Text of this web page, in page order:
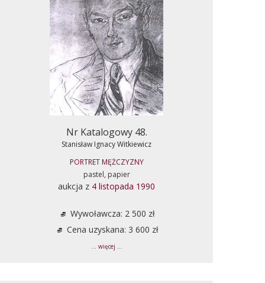
Nr Katalogowy 48.
Stanisław Ignacy Witkiewicz
PORTRET MĘŻCZYZNY
pastel, papier
aukcja z 4 listopada 1990
Wywoławcza: 2 500 zł
Cena uzyskana: 3 600 zł
... więcej ...